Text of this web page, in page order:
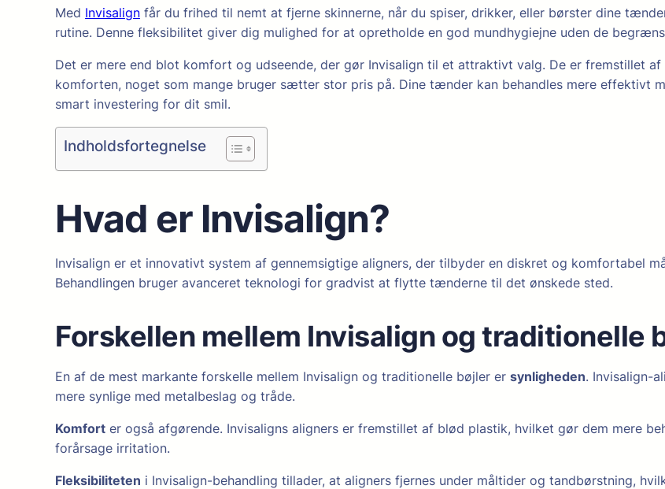
Med Invisalign får du frihed til nemt at fjerne skinnerne, når du spiser, drikker, eller børster dine
rutine. Denne fleksibilitet giver dig mulighed for at opretholde en god mundhygiejne uden de
Det er mere end blot komfort og udseende, der gør Invisalign til et attraktivt valg. De er fremstillet
komforten, noget som mange bruger sætter stor pris på. Dine tænder kan behandles mere effektivt
smart investering for dit smil.
Indholdsfortegnelse
Hvad er Invisalign?
Invisalign er et innovativt system af gennemsigtige aligners, der tilbyder en diskret og komfortabel
Behandlingen bruger avanceret teknologi for gradvist at flytte tænderne til det ønskede sted.
Forskellen mellem Invisalign og traditionelle
En af de mest markante forskelle mellem Invisalign og traditionelle bøjler er synligheden. Invisalign-
mere synlige med metalbeslag og tråde.
Komfort er også afgørende. Invisaligns aligners er fremstillet af blød plastik, hvilket gør dem mere
forårsage irritation.
Fleksibiliteten i Invisalign-behandling tillader, at aligners fjernes under måltider og tandbørstning,